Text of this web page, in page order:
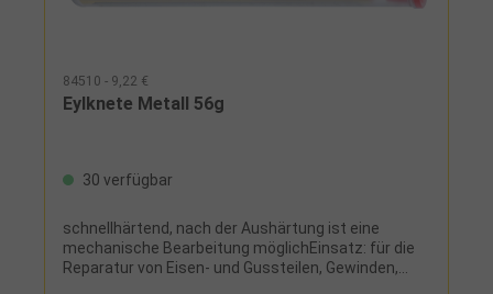
84510 - 9,22 €
Eylknete Metall 56g
30 verfügbar
schnellhärtend, nach der Aushärtung ist eine
mechanische Bearbeitung möglichEinsatz: für die
Reparatur von Eisen- und Gussteilen, Gewinden,